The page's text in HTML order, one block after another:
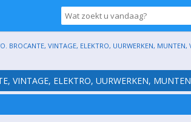
BROCANTE, VINTAGE, ELEKTRO, UURWERKEN, MUNTEN,
VINTAGE, ELEKTRO, UURWERKEN,